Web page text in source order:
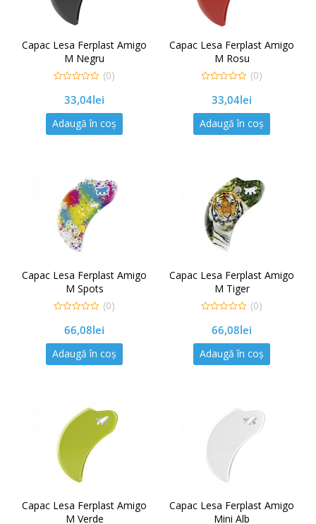
Capac Lesa Ferplast Amigo
M Negru
5
(0)
33,04lei
Adaugă în coș
Capac Lesa Ferplast Amigo
M Rosu
5
(0)
33,04lei
Adaugă în coș
Capac Lesa Ferplast Amigo
M Spots
5
(0)
66,08lei
Adaugă în coș
Capac Lesa Ferplast Amigo
M Tiger
5
(0)
66,08lei
Adaugă în coș
Capac Lesa Ferplast Amigo
M Verde
Capac Lesa Ferplast Amigo
Mini Alb